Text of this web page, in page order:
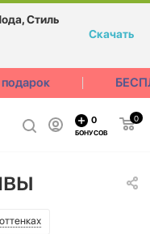
0
0
БОНУСОВ
Стиль
Скачать